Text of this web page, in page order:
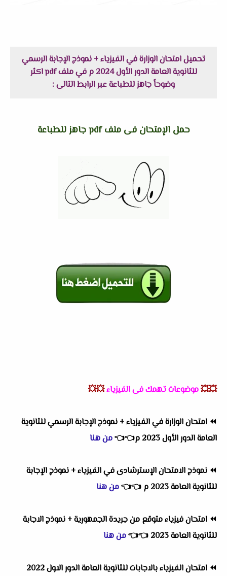
تحميل امتحان الوزارة في الفيزياء + نموذج الإجابة الرسمي
للثانوية العامة الدور الأول 2024 م في ملف pdf اكثر
وضوحاً جاهز للطباعة عبر الرابط التالى :
حمل الإمتحان فى ملف pdf جاهز للطباعة
💥💥موضوعات تهمك فى الفيزياء💥💥
⏪ امتحان الوزارة في الفيزياء + نموذج الإجابة الرسمي للثانوية
العامة الدور الأول 2023 م
👈
👈من هنا
⏪ نموذج الامتحان الإسترشادى في الفيزياء + نموذج الإجابة
للثانوية العامة 2023 م
👈
👈من هنا
⏪ امتحان فيزياء متوقع من جريدة الجمهورية + نموذج الاجابة
للثانوية العامة 2023
👈
👈من هنا
⏪
امتحان الفيزياء بالاجابات للثانوية العامة الدور الاول 2022